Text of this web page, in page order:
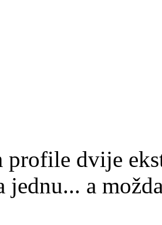
profile dvije
jednu... a